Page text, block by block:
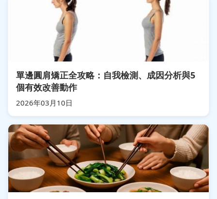
單邊圓肩矯正全攻略：自我檢測、成因分析與5
個有效改善動作
2026年03月10日